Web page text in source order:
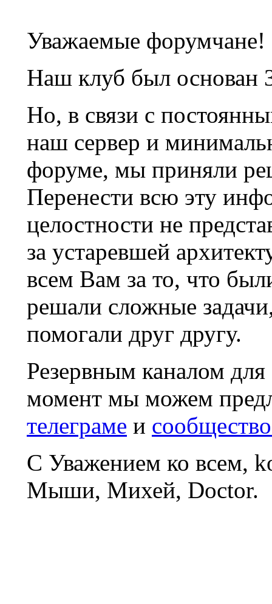
Уважаемые форумчане!
Наш клуб был основан
Но, в связи с
наш сервер и
форуме, мы приняли
Перенести всю эту
целостности не
за устаревшей
всем Вам за то, что
решали сложные
помогали друг другу.
Резервным каналом
момент мы можем
телеграме и
С Уважением ко всем,
Мыши, Михей, Doctor.